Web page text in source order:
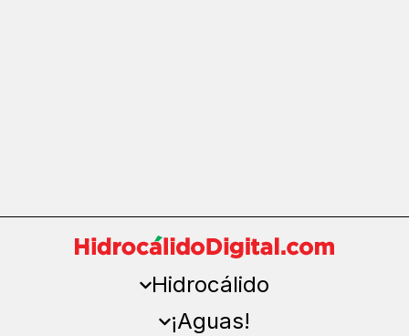
Hidrocálido
¡Aguas!